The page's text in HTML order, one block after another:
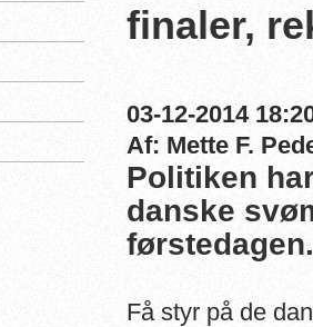
finaler,
03-12-2014
Af: Mette F.
Politiken
danske
førstedagen.
Få styr på de